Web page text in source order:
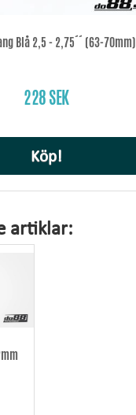
Blå 2,5 - 2,75´´ (63-70mm)
228 SEK
Köp!
artiklar: